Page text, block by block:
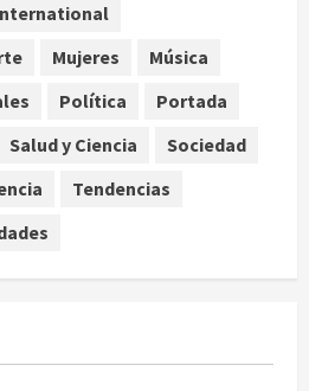
9, 2026
respalda soberanía de
Mujeres
Música
Política
Portada
Salud y Ciencia
Sociedad
Tendencias